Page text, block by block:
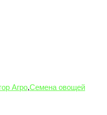
Агро,Семена овощей